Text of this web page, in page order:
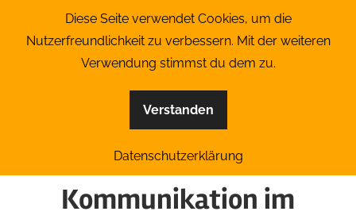
Inhalt
MATTHIAS LOEWE |
Kommunikation im
Diese Seite verwendet Cookies, um die
Nutzerfreundlichkeit zu verbessern. Mit der weiteren
Verwendung stimmst du dem zu.
Verstanden
Datenschutzerklärung